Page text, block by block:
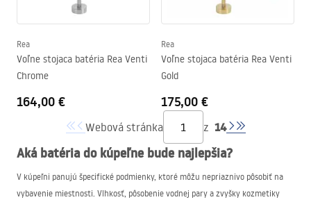
Rea
Voľne stojaca batéria Rea Venti
Chrome
164,00 €
Rea
Voľne stojaca batéria Rea Venti
Gold
175,00 €
Webová stránka z 14
Aká batéria do kúpeľne bude najlepšia?
V kúpeľni panujú špecifické podmienky, ktoré môžu nepriaznivo pôsobiť na
vybavenie miestnosti. Vlhkosť, pôsobenie vodnej pary a zvyšky kozmetiky